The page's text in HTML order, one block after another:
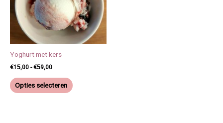
Yoghurt met kers
€15,00 - €59,00
Opties selecteren
meerdere
variaties.
Deze
optie
op